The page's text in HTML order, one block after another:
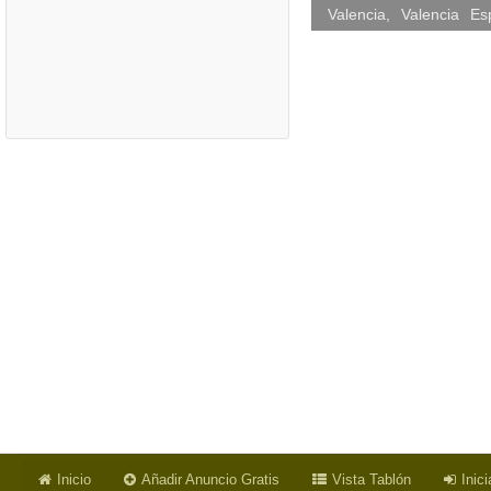
Valencia Valencia
Inicio Añadir Anuncio Gratis Vista Tablón